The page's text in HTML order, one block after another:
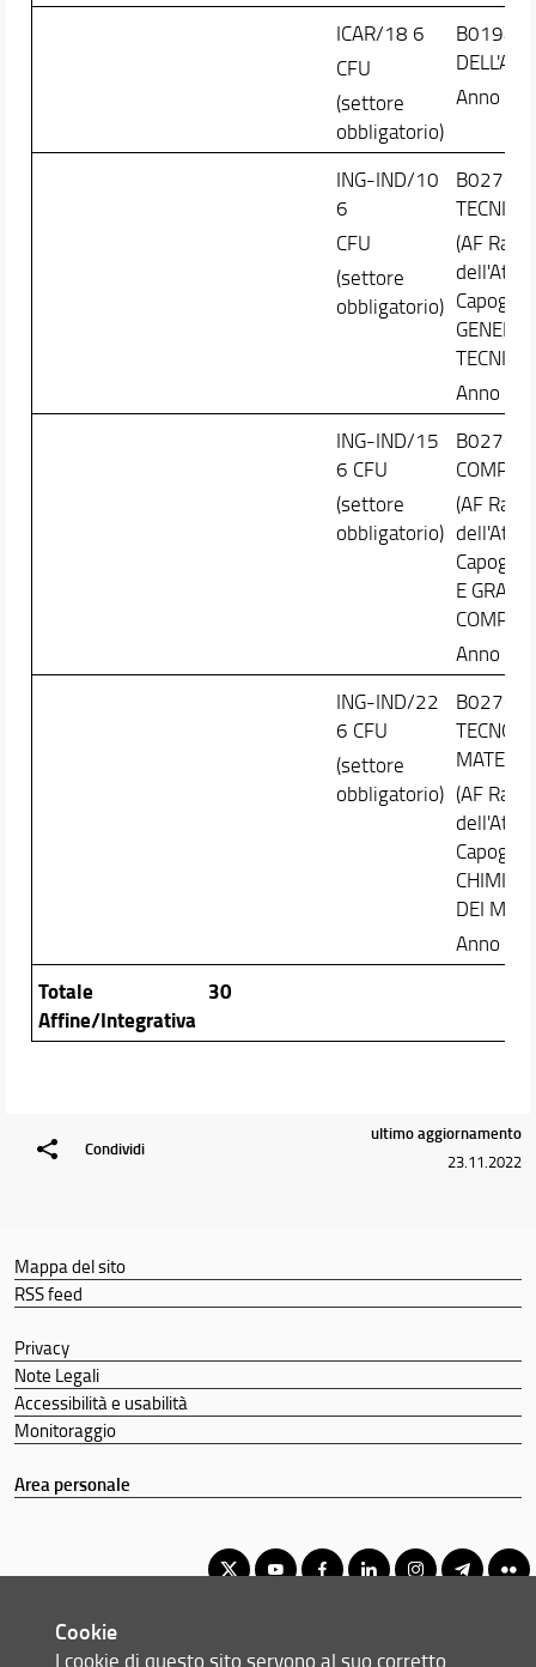
ICAR/18 6
CFU
(settore
obbligatorio)
Anno
ING-IND/10
6
CFU
(settore
obbligatorio)
TECNICA
(AF
TECNICA)
Anno
ING-IND/15
6 CFU
(settore
obbligatorio)
(AF
E
Anno
ING-IND/22
6 CFU
(settore
obbligatorio) (AF
DEI
Anno
Totale
Affine/Integrativa
30
Condividi
ultimo aggiornamento
23.11.2022
Mappa del sito
RSS feed
Privacy
Note Legali
Accessibilità e usabilità
Monitoraggio
Area personale
Corso di laurea triennale in Ingegneria civile, edile e ambientale
Cookie
I cookie di questo sito servono al suo corretto